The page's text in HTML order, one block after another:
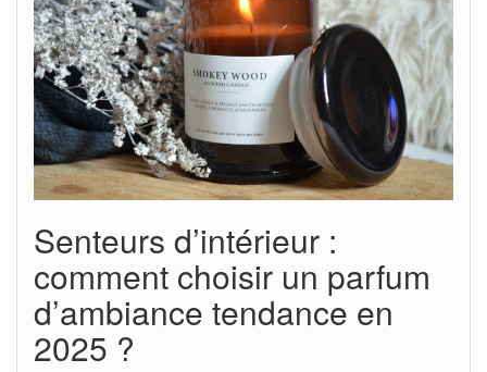
Senteurs d’intérieur :
comment choisir un parfum
d’ambiance tendance en
2025 ?